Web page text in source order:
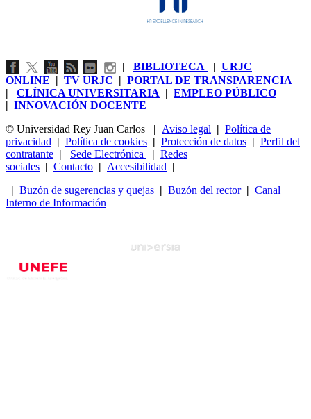
| BIBLIOTECA | URJC
ONLINE | TV URJC | PORTAL DE TRANSPARENCIA
| CLÍNICA UNIVERSITARIA | EMPLEO PÚBLICO
| INNOVACIÓN DOCENTE
© Universidad Rey Juan Carlos
| Aviso legal | Política de
privacidad | Política de cookies | Protección de datos | Perfil del
contratante | Sede Electrónica | Redes
sociales | Contacto | Accesibilidad |
| Buzón de sugerencias y quejas | Buzón del rector| Canal
Interno de Información